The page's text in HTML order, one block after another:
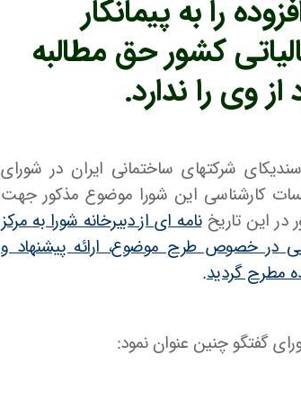
را به پیمانکار
کشور حق مطالبه
از وی را ندارد.
سندیکای شرکتهای ساختمانی ایران در شورای
این شورا موضوع مذکور جهت
در این تاریخنامه ای از دبیرخانه شورا به مرکز
در خصوص طرح موضوع، ارائه پیشنهاد و
مطرح گردید.